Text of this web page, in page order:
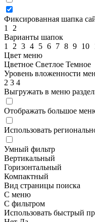
Фиксированная шапка
1
2
Варианты шапок
1
2 3 4 5 6 7 8 9 10
Цвет меню
Цветное Светлое Темное
Уровень вложенности
2 3 4
Выгружать в меню
Отображать большое
Использовать
Умный фильтр
Вертикальный
Горизонтальный
Компактный
Вид страницы поиска
С меню
С фильтром
Использовать быстрый